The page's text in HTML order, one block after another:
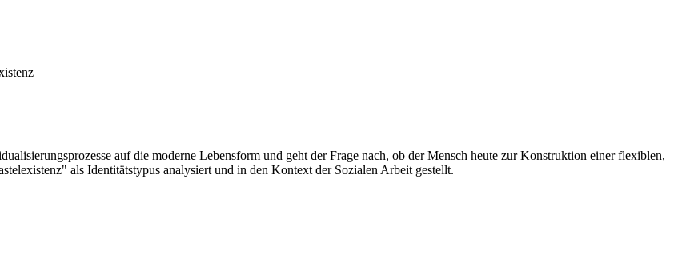
auf die moderne Lebensform und geht der Frage nach, ob der Mensch heute zur Konstruktion einer flexiblen,
als Identitätstypus analysiert und in den Kontext der Sozialen Arbeit gestellt.